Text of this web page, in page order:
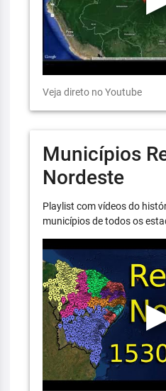
Veja direto no Youtube
Municípios
Nordeste
Playlist com vídeos do
municípios de todos os